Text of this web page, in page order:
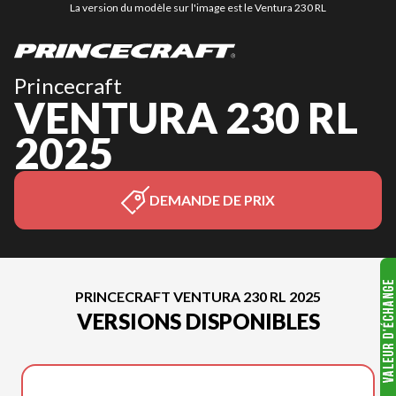
La version du modèle sur l'image est le Ventura 230 RL
Princecraft
VENTURA 230 RL
2025
DEMANDE DE PRIX
PRINCECRAFT VENTURA 230 RL 2025
VERSIONS DISPONIBLES